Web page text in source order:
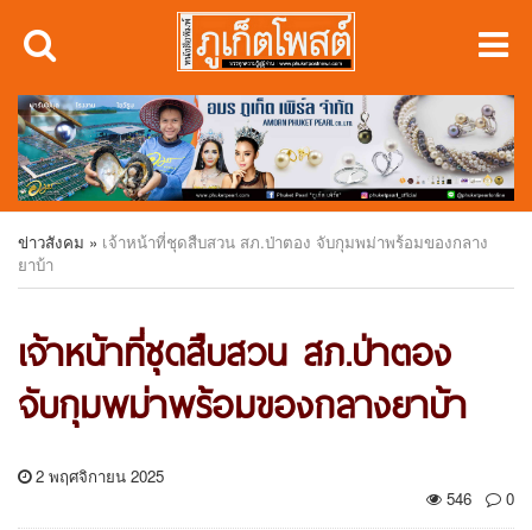
ข่าวสังคม » เจ้าหน้าที่ชุดสืบสวน สภ.ป่าตอง จับกุมพม่าพร้อมของกลาง
ยาบ้า
เจ้าหน้าที่ชุดสืบสวน สภ.ป่าตอง
จับกุมพม่าพร้อมของกลางยาบ้า
2 พฤศจิกายน 2025
546
0